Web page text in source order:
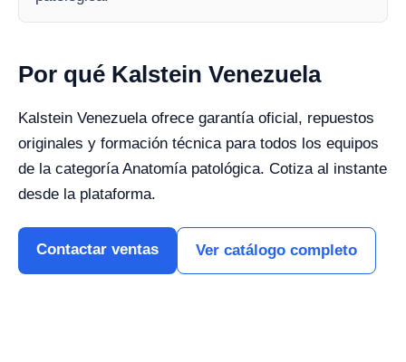
Por qué Kalstein Venezuela
Kalstein Venezuela ofrece garantía oficial, repuestos
originales y formación técnica para todos los equipos
de la categoría Anatomía patológica. Cotiza al instante
desde la plataforma.
Contactar ventas Ver catálogo completo